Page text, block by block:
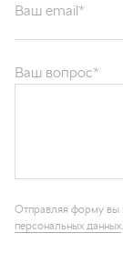
персональных данных
Каталог запчастей